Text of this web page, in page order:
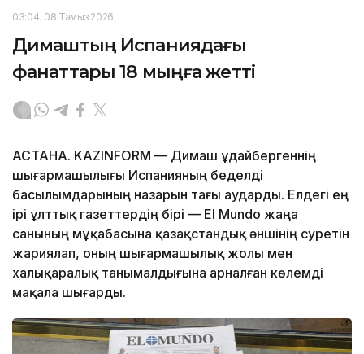
03:04, 08 Тамыз 2026
Димаштың Испаниядағы
фанаттары 18 мыңға жетті
АСТАНА. KAZINFORM — Димаш Құдайбергеннің
шығармашылығы Испанияның беделді
басылымдарының назарын тағы аударды. Елдегі ең
ірі ұлттық газеттердің бірі — El Mundo жаңа
санының мұқабасына қазақстандық әншінің суретін
жариялап, оның шығармашылық жолы мен
халықаралық танымалдығына арналған көлемді
мақала шығарды.